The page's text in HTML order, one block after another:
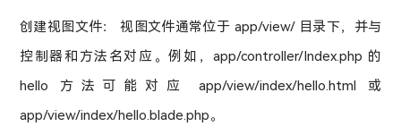
创建视图文件： 视图文件通常位于 app/view/ 目录下，并与
控制器和方法名对应。例如，app/controller/Index.php 的
hello 方法可能对应 app/view/index/hello.html 或
app/view/index/hello.blade.php。